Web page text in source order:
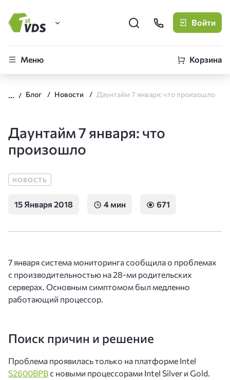
FirstVDS (вы здесь)
CLO
Войти
Меню Корзина
Блог Новости Даунтайм 7 января: что произошло
Даунтайм 7 января: что
произошло
НОВОСТЬ
15 Января 2018 4 мин 671
7 января система мониторинга сообщила о проблемах
с производительностью на 28-ми родительских
серверах. Основным симптомом был медленно
работающий процессор.
Поиск причин и решение
Проблема проявилась только на платформе Intel
S2600BPBс новыми процессорами Intel Silver и Gold.